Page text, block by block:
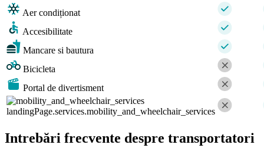
Aer condiționat
Accesibilitate
Mancare si bautura
Bicicleta
Portal de divertisment
landingPage.services.mobility_and_wheelchair_services
Intrebări frecvente despre transportatori